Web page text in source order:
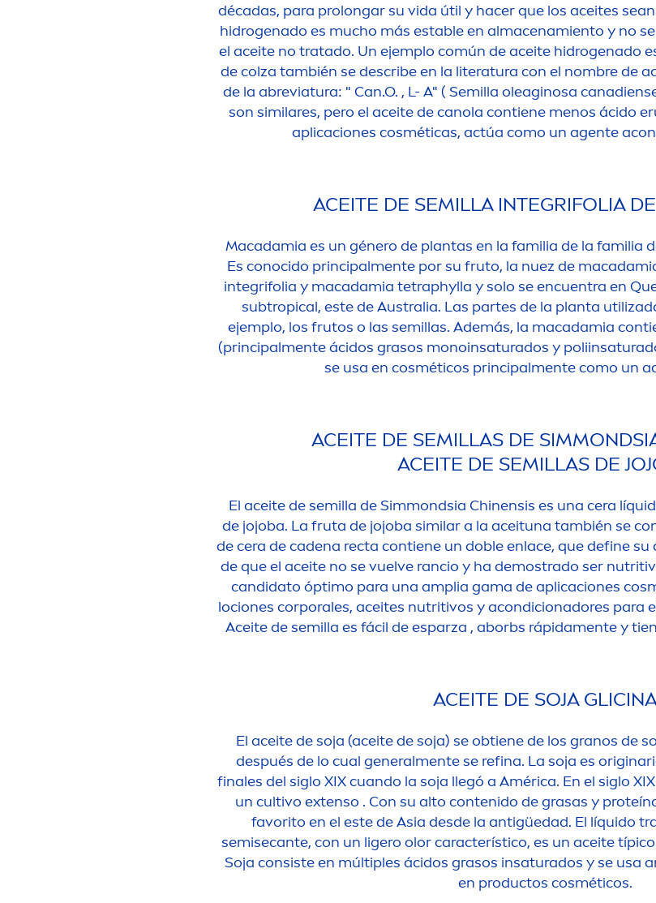
décadas, para prolongar su vida útil y hacer que los aceites
hidrogenado es mucho más estable en almacenamiento y no
el aceite no tratado. Un ejemplo común de aceite hidrogenado
de colza también se describe en la literatura con el nombre de
de la abreviatura: " Can.O. , L- A" ( Semilla oleaginosa
son similares, pero el aceite de canola contiene menos ácido
aplicaciones cosméticas, actúa como un agente
ACEITE DE SEMILLA INTEGRIFOLIA
Macadamia es un género de plantas en la familia de la familia
Es conocido principalmente por su fruto, la nuez de
integrifolia y macadamia tetraphylla y solo se encuentra en
subtropical, este de Australia. Las partes de la planta
ejemplo, los frutos o las semillas. Además, la macadamia
(principalmente ácidos grasos monoinsaturados y
se usa en cosméticos principalmente como un
ACEITE DE SEMILLAS DE
ACEITE DE SEMILLAS DE
El aceite de semilla de Simmondsia Chinensis es una cera
de jojoba. La fruta de jojoba similar a la aceituna también se
de cera de cadena recta contiene un doble enlace, que define
de que el aceite no se vuelve rancio y ha demostrado ser
candidato óptimo para una amplia gama de aplicaciones
lociones corporales, aceites nutritivos y acondicionadores para
Aceite de semilla es fácil de esparza , aborbs rápidamente y
ACEITE DE SOJA
El aceite desoja (aceite desoja) se obtiene de los granos de
después de lo cual generalmente se refina. La soja es
finales del siglo XIX cuando la soja llegó a América. En el siglo
un cultivo extenso . Con su alto contenido de grasas y
favorito en el este de Asia desde la antigüedad. El líquido
semisecante, con un ligero olor característico, es un aceite
Soja consiste en múltiples ácidos grasos insaturados y se usa
en productos cosméticos.